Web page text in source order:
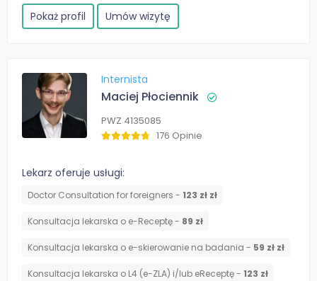
Pokaż profil Umów wizytę
Internista
Maciej Płociennik
PWZ 4135085
176 Opinie
Lekarz oferuje usługi:
Doctor Consultation for foreigners - 123 zł zł
Konsultacja lekarska o e-Receptę - 89 zł
Konsultacja lekarska o e-skierowanie na badania - 59 zł zł
Konsultacja lekarska o L4 (e-ZLA) i/lub eReceptę - 123 zł